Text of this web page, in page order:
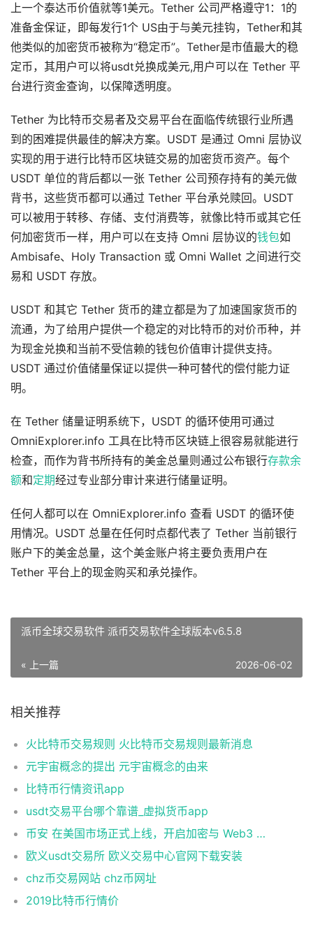
上一个泰达币价值就等1美元。Tether 公司严格遵守1：1的
准备金保证，即每发行1个 US由于与美元挂钩，Tether和其
他类似的加密货币被称为“稳定币”。Tether是市值最大的稳
定币，其用户可以将usdt兑换成美元,用户可以在 Tether 平
台进行资金查询，以保障透明度。
Tether 为比特币交易者及交易平台在面临传统银行业所遇
到的困难提供最佳的解决方案。USDT 是通过 Omni 层协议
实现的用于进行比特币区块链交易的加密货币资产。每个
USDT 单位的背后都以一张 Tether 公司预存持有的美元做
背书，这些货币都可以通过 Tether 平台承兑赎回。USDT
可以被用于转移、存储、支付消费等，就像比特币或其它任
何加密货币一样，用户可以在支持 Omni 层协议的钱包如
Ambisafe、Holy Transaction 或 Omni Wallet 之间进行交
易和 USDT 存放。
USDT 和其它 Tether 货币的建立都是为了加速国家货币的
流通，为了给用户提供一个稳定的对比特币的对价币种，并
为现金兑换和当前不受信赖的钱包价值审计提供支持。
USDT 通过价值储量保证以提供一种可替代的偿付能力证
明。
在 Tether 储量证明系统下，USDT 的循环使用可通过
OmniExplorer.info 工具在比特币区块链上很容易就能进行
检查，而作为背书所持有的美金总量则通过公布银行存款余
额和定期经过专业部分审计来进行储量证明。
任何人都可以在 OmniExplorer.info 查看 USDT 的循环使
用情况。USDT 总量在任何时点都代表了 Tether 当前银行
账户下的美金总量，这个美金账户将主要负责用户在
Tether 平台上的现金购买和承兑操作。
派币全球交易软件 派币交易软件全球版本v6.5.8
« 上一篇 2026-06-02
相关推荐
火比特币交易规则 火比特币交易规则最新消息
元宇宙概念的提出 元宇宙概念的由来
比特币行情资讯app
usdt交易平台哪个靠谱_虚拟货币app
币安 在美国市场正式上线，开启加密与 Web3 创新的全新时代！
欧义usdt交易所 欧义交易中心官网下载安装
chz币交易网站 chz币网址
2019比特币行情价